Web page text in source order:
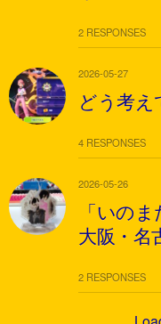
2 RESPONSES
2026-05-27
どう考
4 RESPONSES
2026-05-26
「いの
大阪・名
2 RESPONSES